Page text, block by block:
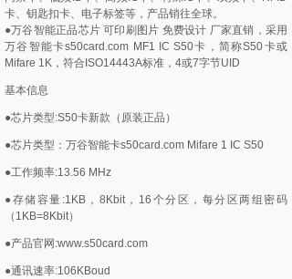
卡、钥匙扣卡、电子标签等，产品销往全球。
●万谷智能正品芯片 可印刷图片 免费设计 厂家直销，采用
万谷智能卡s50card.com MF1 IC S50卡，简称S50卡或
Mifare 1K，符合ISO14443A标准，4或7字节UID
基本信息
●芯片类型:S50卡新款（原装正品）
●芯片类型：万谷智能卡s50card.com Mifare 1 IC S50
●工作频率:13.56 MHz
●存储容量:1KB，8Kbit，16个分区，每分区两组密码
（1KB=8Kbit）
●产品官网:www.s50card.com
●通讯速率:106KBoud